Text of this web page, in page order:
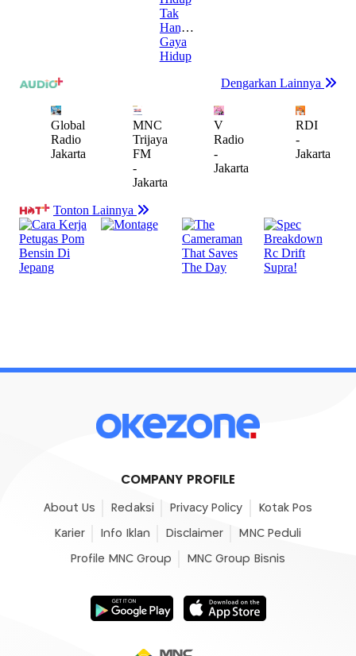
COMPANY PROFILE
About Us Redaksi Privacy Policy Kotak Pos
Karier Info Iklan Disclaimer MNC Peduli
Profile MNC Group MNC Group Bisnis